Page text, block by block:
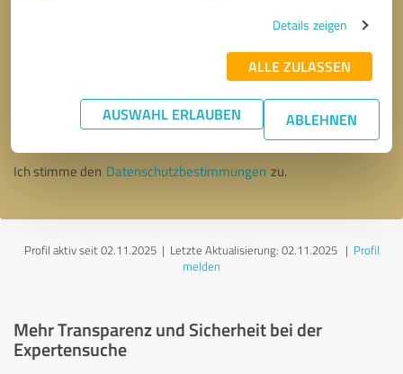
Details zeigen
ALLE ZULASSEN
AUSWAHL ERLAUBEN ABLEHNEN
* Erforderliche Angaben
Nachricht senden
Ich stimme den Datenschutzbestimmungen zu.
Profil aktiv seit 02.11.2025 | Letzte Aktualisierung: 02.11.2025| Profil
melden
Mehr Transparenz und Sicherheit bei der
Expertensuche